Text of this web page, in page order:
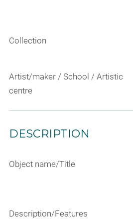
Collection
Artist/maker / School / Artistic
centre
DESCRIPTION
Object name/Title
Description/Features